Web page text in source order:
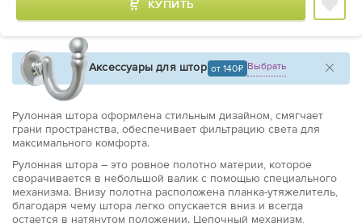
КУПИТЬ
Аксессуары для штор от 140 Выбрать
Рулонная штора оформлена стильным дизайном, смягчает
грани пространства, обеспечивает фильтрацию света для
максимального комфорта.
Рулонная штора – это ровное полотно материи, которое
сворачивается в небольшой валик с помощью специального
механизма. Внизу полотна расположена планка-утяжелитель,
благодаря чему штора легко опускается вниз и всегда
остается в натянутом положении. Цепочный механизм,